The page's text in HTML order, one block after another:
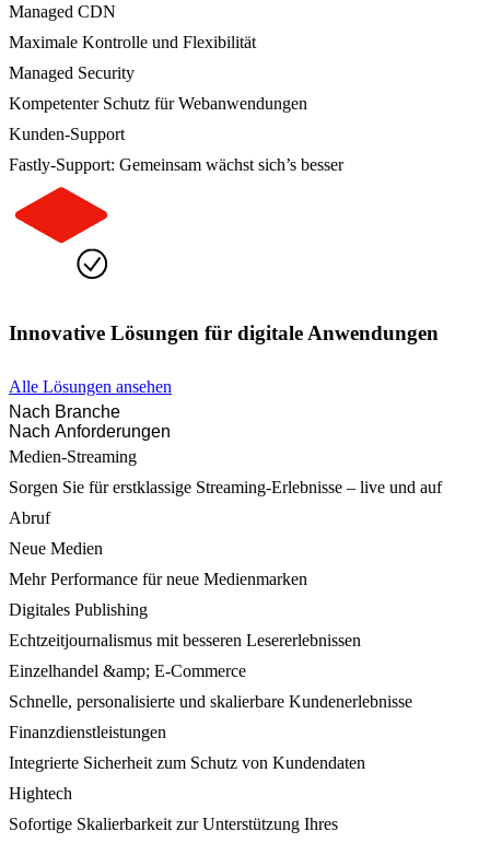
Managed CDN
Maximale Kontrolle und Flexibilität
Managed Security
Kompetenter Schutz für Webanwendungen
Kunden-Support
Fastly-Support: Gemeinsam wächst sich’s besser
Innovative Lösungen für digitale Anwendungen
Alle Lösungen ansehen
Nach Branche
Nach Anforderungen
Medien-Streaming
Sorgen Sie für erstklassige Streaming-Erlebnisse – live und auf
Abruf
Neue Medien
Mehr Performance für neue Medienmarken
Digitales Publishing
Echtzeitjournalismus mit besseren Lesererlebnissen
Einzelhandel &amp; E-Commerce
Schnelle, personalisierte und skalierbare Kundenerlebnisse
Finanzdienstleistungen
Integrierte Sicherheit zum Schutz von Kundendaten
Hightech
Sofortige Skalierbarkeit zur Unterstützung Ihres